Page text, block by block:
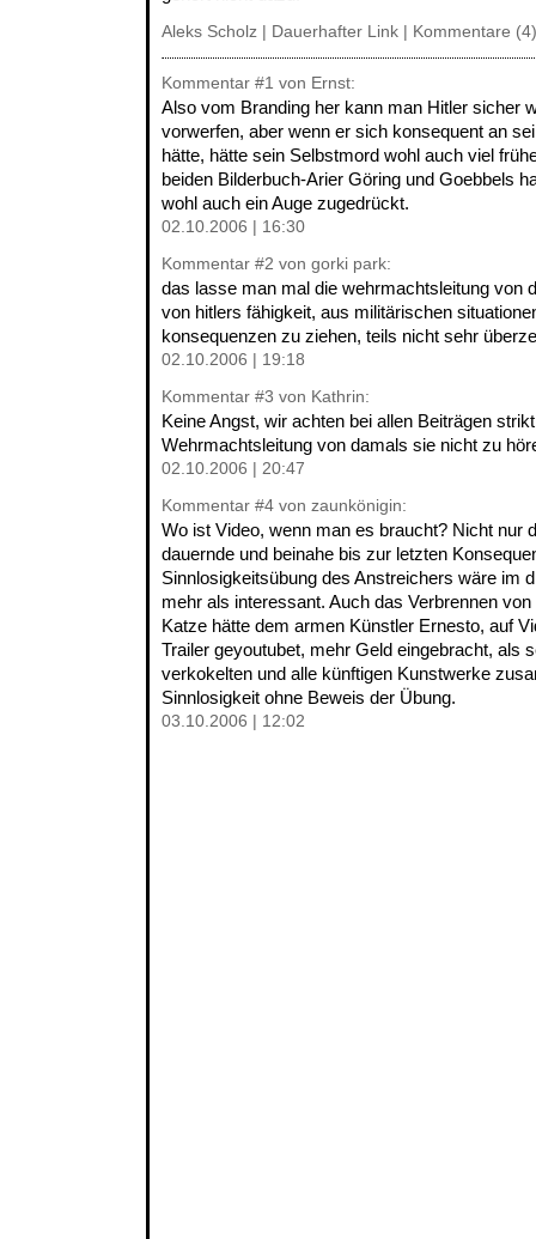
Aleks Scholz | Dauerhafter Link Kommentare (4)
Kommentar #1 von Ernst:
Also vom Branding her kann man Hitler sicher
vorwerfen, aber wenn er sich konsequent an
hätte, hätte sein Selbstmord wohl auch viel
beiden Bilderbuch-Arier Göring und Goebbels
wohl auch ein Auge zugedrückt.
02.10.2006 | 16:30
Kommentar #2 von gorki park:
das lasse man mal die wehrmachtsleitung von
von hitlers fähigkeit, aus militärischen
konsequenzen zu ziehen, teils nicht sehr
02.10.2006 | 19:18
Kommentar #3 von Kathrin:
Keine Angst, wir achten bei allen Beiträgen
Wehrmachtsleitung von damals sie nicht zu
02.10.2006 | 20:47
Kommentar #4 von zaunkönigin:
Wo ist Video, wenn man es braucht? Nicht nur
dauernde und beinahe bis zur letzten
Sinnlosigkeitsübung des Anstreichers wäre im
mehr als interessant. Auch das Verbrennen
Katze hätte dem armen Künstler Ernesto, auf
Trailer geyoutubet, mehr Geld eingebracht, als
verkokelten und alle künftigen Kunstwerke
Sinnlosigkeit ohne Beweis der Übung.
03.10.2006 | 12:02